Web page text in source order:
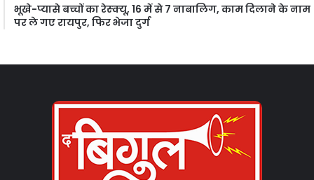
भूखे-प्यासे बच्चों का रेस्क्यू, 16 में से 7 नाबालिग, काम दिलाने के नाम
पर ले गए रायपुर, फिर भेजा दुर्ग